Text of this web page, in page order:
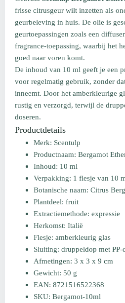
frisse citrusgeur wilt inzetten als
geurbeleving in huis. De olie is
geurtoepassingen zoals een
fragrance-toepassing, waarbij het
goed naar voren komt.
De inhoud van 10 ml geeft je een
voor regelmatig gebruik, zonder
inneemt. Door het amberkleurige
rustig en verzorgd, terwijl de
doseren.
Productdetails
Merk: Scentulp
Productnaam: Bergamot
Inhoud: 10 ml
Verpakking: 1 flesje van 10
Botanische naam: Citrus
Plantdeel: fruit
Extractiemethode: expressie
Herkomst: Italië
Flesje: amberkleurig glas
Sluiting: druppeldop met PP-
Afmetingen: 3 x 3 x 9 cm
Gewicht: 50 g
EAN: 8721516522368
SKU: Bergamot-10ml